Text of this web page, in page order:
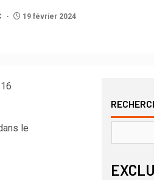
19 février 2024
le